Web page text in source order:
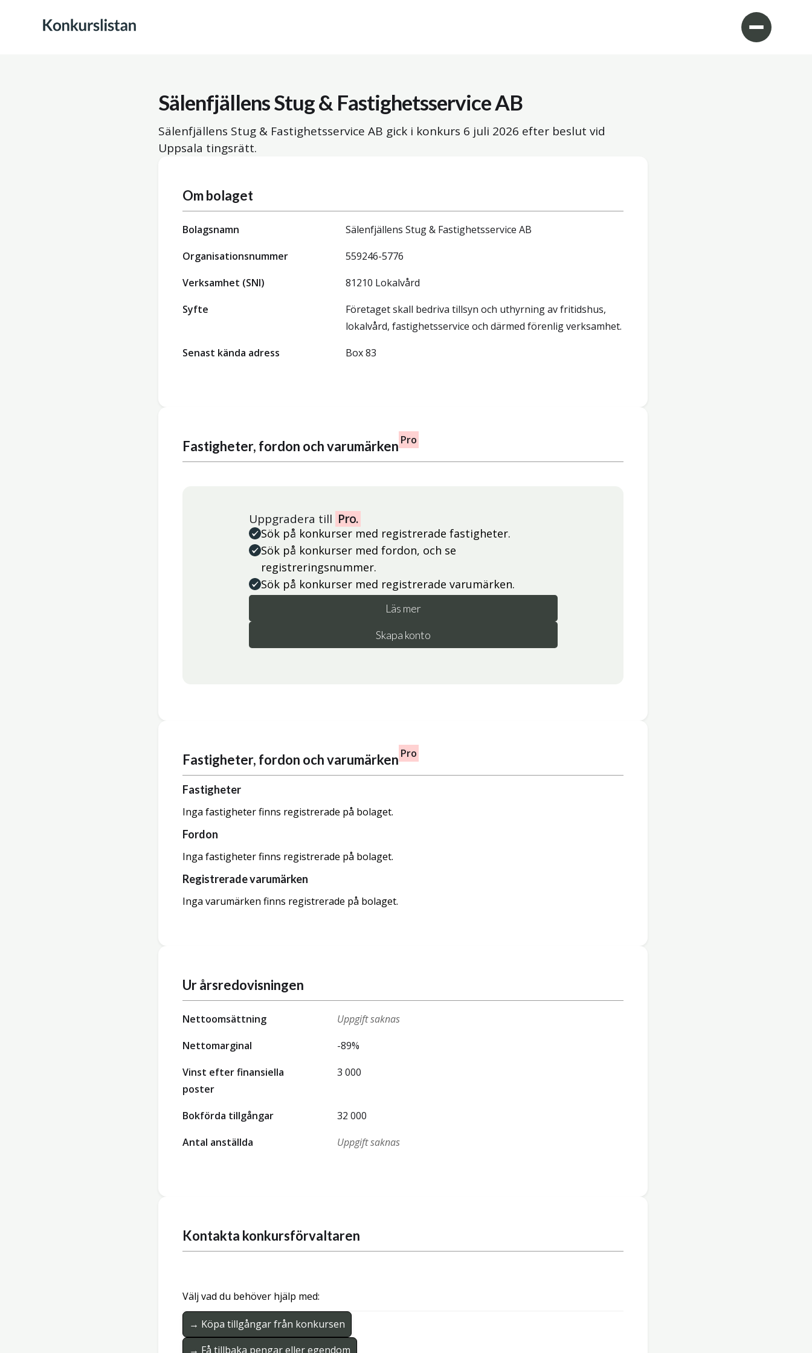
Sälenfjällens Stug & Fastighetsservice AB
Sälenfjällens Stug & Fastighetsservice AB gick i konkurs 6 juli 2026 efter beslut vid
Uppsala tingsrätt.
Om bolaget
Bolagsnamn
Sälenfjällens Stug & Fastighetsservice AB
Organisationsnummer
559246-5776
Verksamhet (SNI)
81210 Lokalvård
Syfte
Företaget skall bedriva tillsyn och uthyrning av fritidshus,
lokalvård, fastighetsservice och därmed förenlig verksamhet.
Senast kända adress
Box 83
Fastigheter, fordon och varumärken Pro
Uppgradera till Pro.
Sök på konkurser med registrerade fastigheter.
Sök på konkurser med fordon, och se
registreringsnummer.
Sök på konkurser med registrerade varumärken.
Läs mer
Skapa konto
Fastigheter, fordon och varumärken Pro
Fastigheter
Inga fastigheter finns registrerade på bolaget.
Fordon
Inga fastigheter finns registrerade på bolaget.
Registrerade varumärken
Inga varumärken finns registrerade på bolaget.
Ur årsredovisningen
Nettoomsättning
Uppgift saknas
Nettomarginal
-89%
Vinst efter finansiella
poster
3 000
Bokförda tillgångar
32 000
Antal anställda
Uppgift saknas
Kontakta konkursförvaltaren
Välj vad du behöver hjälp med:
→ Köpa tillgångar från konkursen
→ Få tillbaka pengar eller egendom